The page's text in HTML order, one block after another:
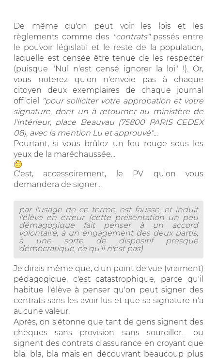
De même qu'on peut voir les lois et les
règlements comme des "contrats"passés entre
le pouvoir législatif et le reste de la population,
laquelle est censée être tenue de les respecter
(puisque "Nul n'est censé ignorer la loi" !). Or,
vous noterez qu'on n'envoie pas à chaque
citoyen deux exemplaires de chaque journal
officiel
"pour solliciter votre approbation et votre
signature, dont un à retourner au ministère de
l'intérieur, place Beauvau (75800 PARIS CEDEX
08), avec la mention Lu et approuvé"...
Pourtant, si vous brûlez un feu rouge sous les
yeux de la maréchaussée...
C'est, accessoirement, le PV qu'on vous
demandera de signer...
par l'usage de ce terme, est fausse, et induit
l'élève en erreur (cette présentation un peu
démagogique fait penser à un accord
volontaire, à un engagement des deux partis,
à une sorte de dispositif presque
démocratique, ce qu'il n'est pas)
Je dirais même que, d'un point de vue (vraiment)
pédagogique, c'est catastrophique, parce qu'il
habitue l'élève à penser qu'on peut signer des
contrats sans les avoir lus et que sa signature n'a
aucune valeur.
Après, on s'étonne que tant de gens signent des
chèques sans provision sans sourciller... ou
signent des contrats d'assurance en croyant que
bla, bla, bla mais en découvrant beaucoup plus